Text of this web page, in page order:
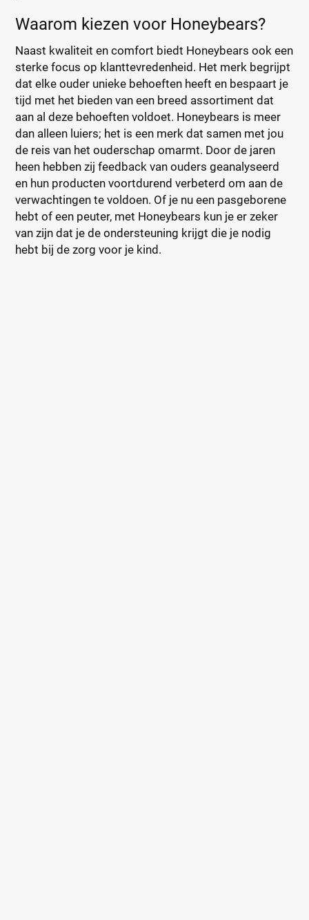
Waarom kiezen voor Honeybears?
Naast kwaliteit en comfort biedt Honeybears ook een
sterke focus op klanttevredenheid. Het merk begrijpt
dat elke ouder unieke behoeften heeft en bespaart je
tijd met het bieden van een breed assortiment dat
aan al deze behoeften voldoet. Honeybears is meer
dan alleen luiers; het is een merk dat samen met jou
de reis van het ouderschap omarmt. Door de jaren
heen hebben zij feedback van ouders geanalyseerd
en hun producten voortdurend verbeterd om aan de
verwachtingen te voldoen. Of je nu een pasgeborene
hebt of een peuter, met Honeybears kun je er zeker
van zijn dat je de ondersteuning krijgt die je nodig
hebt bij de zorg voor je kind.